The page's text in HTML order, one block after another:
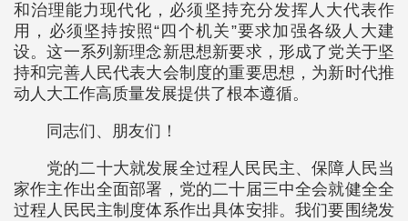
和治理能力现代化，必须坚持充分发挥人大代表作
用，必须坚持按照“四个机关”要求加强各级人大建
设。这一系列新理念新思想新要求，形成了党关于坚
持和完善人民代表大会制度的重要思想，为新时代推
动人大工作高质量发展提供了根本遵循。
同志们、朋友们！
党的二十大就发展全过程人民民主、保障人民当
家作主作出全面部署，党的二十届三中全会就健全全
过程人民民主制度体系作出具体安排。我们要围绕发